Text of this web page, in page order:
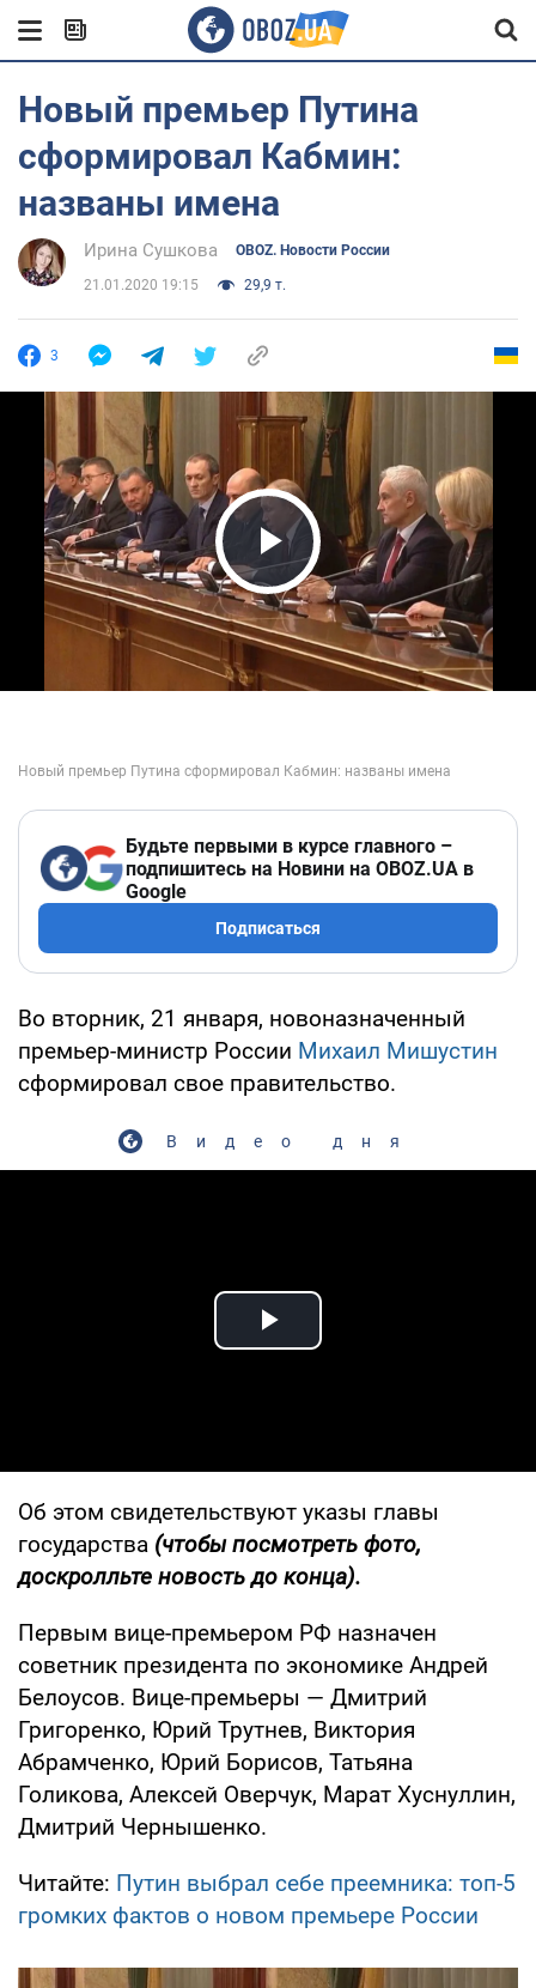
Новый премьер Путина
сформировал Кабмин:
названы имена
Ирина Сушкова OBOZ. Новости России
21.01.2020 19:15 29,9 т.
3
Play Video
Будьте первыми в курсе главного –
подпишитесь на Новини на OBOZ.UA в
Google
Подписаться
Во вторник, 21 января, новоназначенный
премьер-министр России Михаил Мишустин
сформировал свое правительство.
Видео дня
Play Video
Об этом свидетельствуют указы главы
государства (чтобы посмотреть фото,
доскролльте новость до конца).
Первым вице-премьером РФ назначен
советник президента по экономике Андрей
Белоусов. Вице-премьеры — Дмитрий
Григоренко, Юрий Трутнев, Виктория
Абрамченко, Юрий Борисов, Татьяна
Голикова, Алексей Оверчук, Марат Хуснуллин,
Дмитрий Чернышенко.
Читайте: Путин выбрал себе преемника: топ-5
громких фактов о новом премьере России